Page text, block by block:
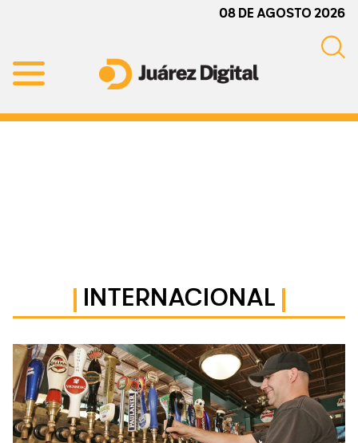
primary
navigation
main
content
primary
sidebar
08 DE AGOSTO 2026
Digital
y
INTERNACIONAL
Primary
Sidebar